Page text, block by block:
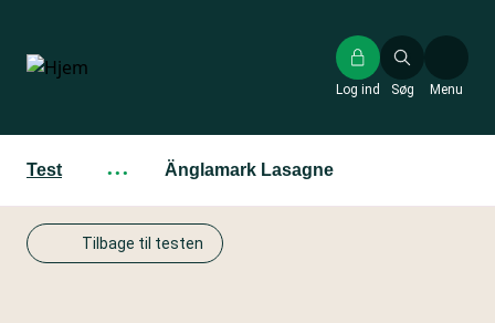
hovedindhold
Søg
Log ind Menu
Test ··· Änglamark Lasagne
Tilbage til testen